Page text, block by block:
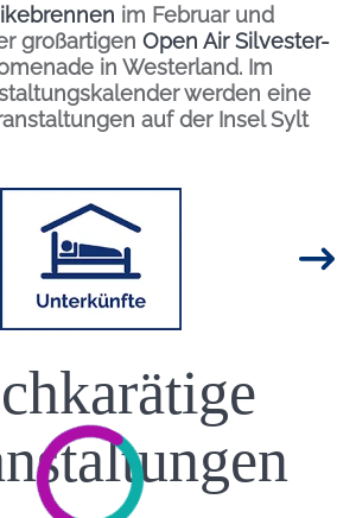
im Februar und
großartigen Open Air Silvester-
in Westerland. Im
werden eine
auf der Insel Sylt
Einleitung